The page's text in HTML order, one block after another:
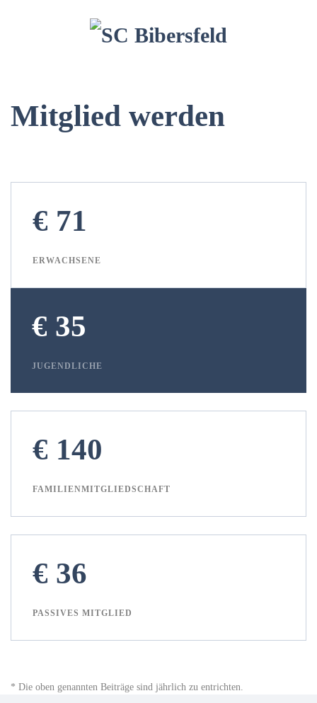
Mitglied werden
€ 71
ERWACHSENE
€ 35
JUGENDLICHE
€ 140
FAMILIENMITGLIEDSCHAFT
€ 36
PASSIVES MITGLIED
* Die oben genannten Beiträge sind jährlich zu entrichten.